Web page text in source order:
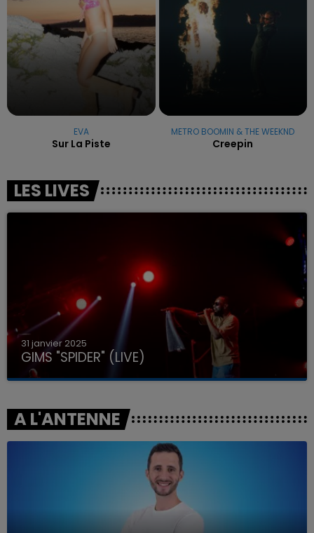
EVA
Sur La Piste
METRO BOOMIN & THE WEEKND
Creepin
LES LIVES
31 janvier 2025
GIMS "SPIDER" (LIVE)
A L'ANTENNE